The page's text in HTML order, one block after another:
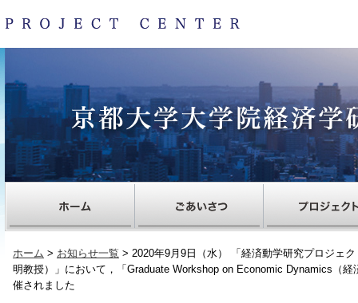
ホーム > お知らせ一覧 > 2020年9月9日（水） 「経済動学研究プロジェ
明教授）」において，「Graduate Workshop on Economic Dynamics（
催されました